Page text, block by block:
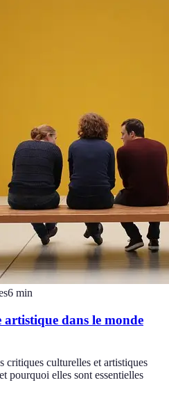
6 min
dans le monde
critiques culturelles et artistiques
pourquoi elles sont essentielles